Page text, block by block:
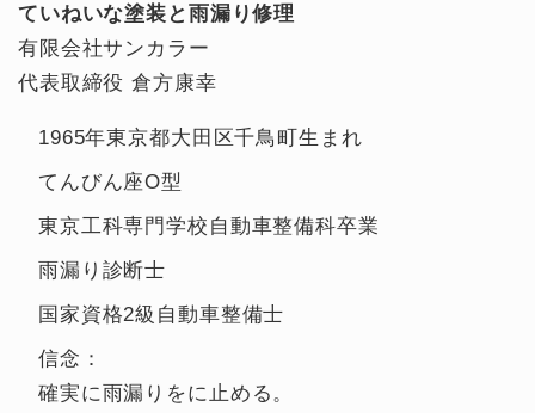
ていねいな塗装と雨漏り修理
有限会社サンカラー
代表取締役 倉方康幸
1965年東京都大田区千鳥町生まれ
てんびん座O型
東京工科専門学校自動車整備科卒業
雨漏り診断士
国家資格2級自動車整備士
信念：
確実に雨漏りをに止める。